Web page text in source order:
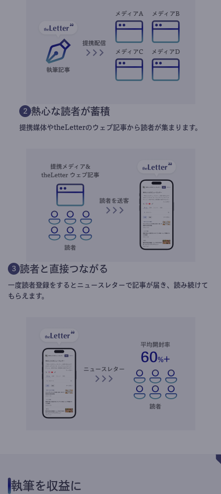
2 熱心な読者が蓄積
提携媒体やtheLetterのウェブ記事から読者が集まります。
3 読者と直接つながる
一度読者登録をするとニュースレターで記事が届き、読み続けて
もらえます。
執筆を収益に